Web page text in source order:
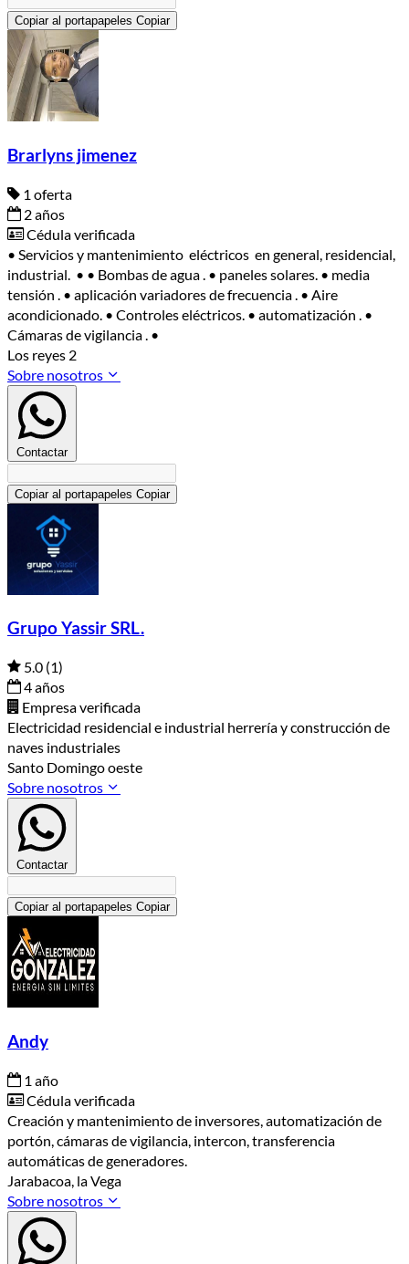
Copiar al portapapeles Copiar
Brarlyns jimenez
1 oferta
2 años
Cédula verificada
• Servicios y mantenimiento eléctricos en general, residencial,
industrial. • • Bombas de agua . • paneles solares. • media
tensión . • aplicación variadores de frecuencia . • Aire
acondicionado. • Controles eléctricos. • automatización . •
Cámaras de vigilancia . •
Los reyes 2
Sobre nosotros
Contactar
Copiar al portapapeles Copiar
Grupo Yassir SRL.
5.0 (1)
4 años
Empresa verificada
Electricidad residencial e industrial herrería y construcción de
naves industriales
Santo Domingo oeste
Sobre nosotros
Contactar
Copiar al portapapeles Copiar
Andy
1 año
Cédula verificada
Creación y mantenimiento de inversores, automatización de
portón, cámaras de vigilancia, intercon, transferencia
automáticas de generadores.
Jarabacoa, la Vega
Sobre nosotros